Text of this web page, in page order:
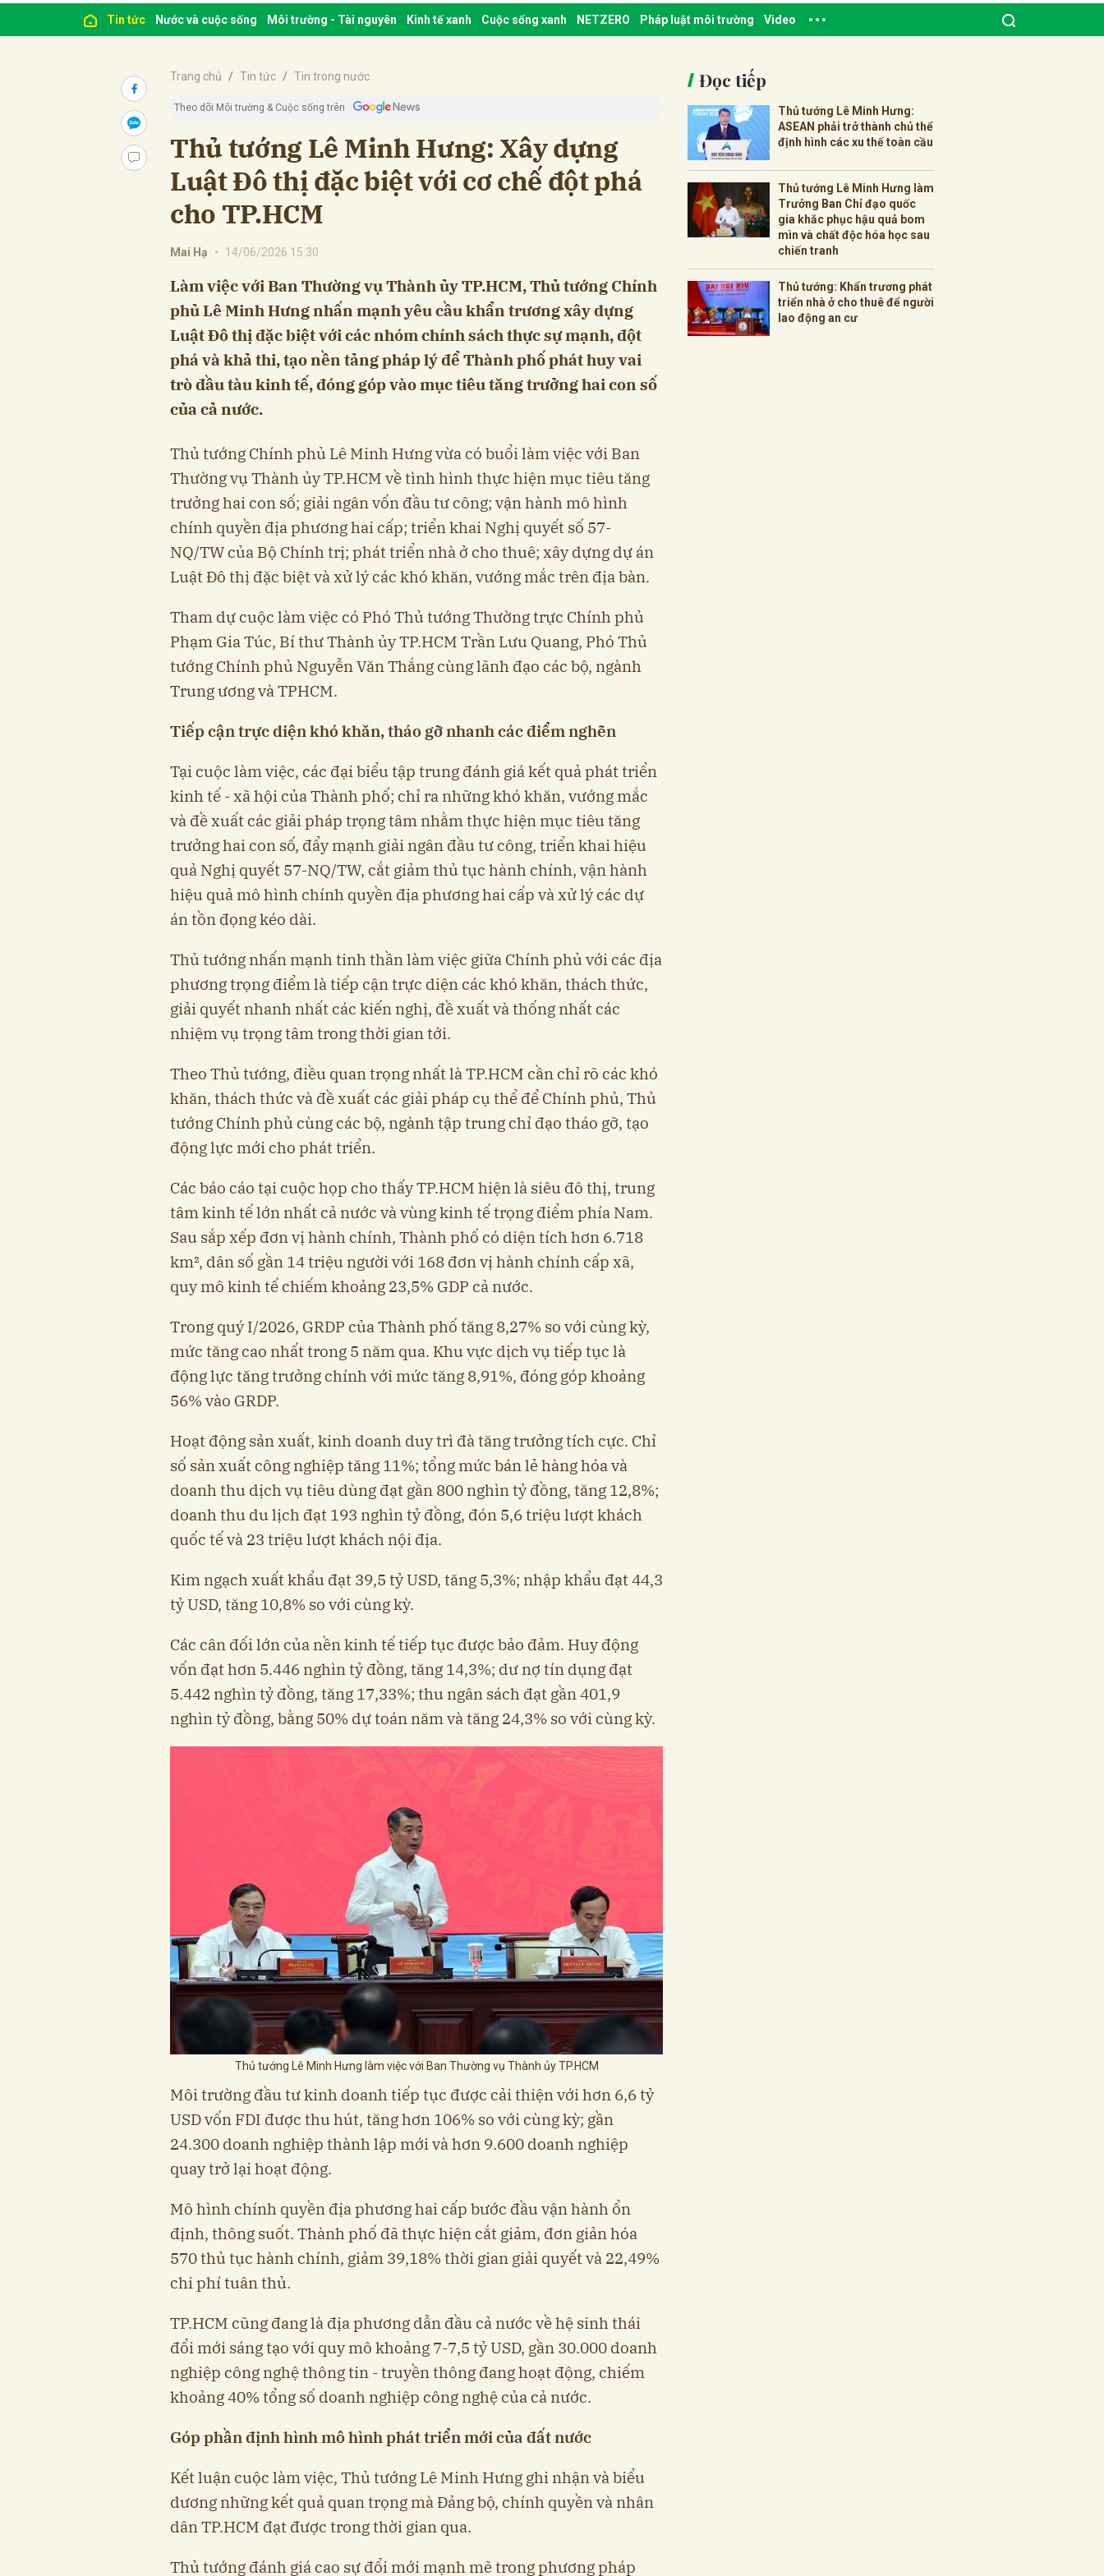
Tin tức Nước và cuộc sống Môi trường - Tài nguyên Kinh tế xanh Cuộc sống xanh NETZERO Pháp luật môi trường Video
Trang chủ Tin tức Tin trong nước
Theo dõi Môi trường & Cuộc sống trên
Thủ tướng Lê Minh Hưng: Xây dựng
Luật Đô thị đặc biệt với cơ chế đột phá
cho TP.HCM
Mai Hạ • 14/06/2026 15:30
Làm việc với Ban Thường vụ Thành ủy TP.HCM, Thủ tướng Chính
phủ Lê Minh Hưng nhấn mạnh yêu cầu khẩn trương xây dựng
Luật Đô thị đặc biệt với các nhóm chính sách thực sự mạnh, đột
phá và khả thi, tạo nền tảng pháp lý để Thành phố phát huy vai
trò đầu tàu kinh tế, đóng góp vào mục tiêu tăng trưởng hai con số
của cả nước.
Thủ tướng Chính phủ Lê Minh Hưng vừa có buổi làm việc với Ban
Thường vụ Thành ủy TP.HCM về tình hình thực hiện mục tiêu tăng
trưởng hai con số; giải ngân vốn đầu tư công; vận hành mô hình
chính quyền địa phương hai cấp; triển khai Nghị quyết số 57-
NQ/TW của Bộ Chính trị; phát triển nhà ở cho thuê; xây dựng dự án
Luật Đô thị đặc biệt và xử lý các khó khăn, vướng mắc trên địa bàn.
Tham dự cuộc làm việc có Phó Thủ tướng Thường trực Chính phủ
Phạm Gia Túc, Bí thư Thành ủy TP.HCM Trần Lưu Quang, Phó Thủ
tướng Chính phủ Nguyễn Văn Thắng cùng lãnh đạo các bộ, ngành
Trung ương và TPHCM.
Tiếp cận trực diện khó khăn, tháo gỡ nhanh các điểm nghẽn
Tại cuộc làm việc, các đại biểu tập trung đánh giá kết quả phát triển
kinh tế - xã hội của Thành phố; chỉ ra những khó khăn, vướng mắc
và đề xuất các giải pháp trọng tâm nhằm thực hiện mục tiêu tăng
trưởng hai con số, đẩy mạnh giải ngân đầu tư công, triển khai hiệu
quả Nghị quyết 57-NQ/TW, cắt giảm thủ tục hành chính, vận hành
hiệu quả mô hình chính quyền địa phương hai cấp và xử lý các dự
án tồn đọng kéo dài.
Thủ tướng nhấn mạnh tinh thần làm việc giữa Chính phủ với các địa
phương trọng điểm là tiếp cận trực diện các khó khăn, thách thức,
giải quyết nhanh nhất các kiến nghị, đề xuất và thống nhất các
nhiệm vụ trọng tâm trong thời gian tới.
Theo Thủ tướng, điều quan trọng nhất là TP.HCM cần chỉ rõ các khó
khăn, thách thức và đề xuất các giải pháp cụ thể để Chính phủ, Thủ
tướng Chính phủ cùng các bộ, ngành tập trung chỉ đạo tháo gỡ, tạo
động lực mới cho phát triển.
Các báo cáo tại cuộc họp cho thấy TP.HCM hiện là siêu đô thị, trung
tâm kinh tế lớn nhất cả nước và vùng kinh tế trọng điểm phía Nam.
Sau sắp xếp đơn vị hành chính, Thành phố có diện tích hơn 6.718
km², dân số gần 14 triệu người với 168 đơn vị hành chính cấp xã,
quy mô kinh tế chiếm khoảng 23,5% GDP cả nước.
Trong quý I/2026, GRDP của Thành phố tăng 8,27% so với cùng kỳ,
mức tăng cao nhất trong 5 năm qua. Khu vực dịch vụ tiếp tục là
động lực tăng trưởng chính với mức tăng 8,91%, đóng góp khoảng
56% vào GRDP.
Hoạt động sản xuất, kinh doanh duy trì đà tăng trưởng tích cực. Chỉ
số sản xuất công nghiệp tăng 11%; tổng mức bán lẻ hàng hóa và
doanh thu dịch vụ tiêu dùng đạt gần 800 nghìn tỷ đồng, tăng 12,8%;
doanh thu du lịch đạt 193 nghìn tỷ đồng, đón 5,6 triệu lượt khách
quốc tế và 23 triệu lượt khách nội địa.
Kim ngạch xuất khẩu đạt 39,5 tỷ USD, tăng 5,3%; nhập khẩu đạt 44,3
tỷ USD, tăng 10,8% so với cùng kỳ.
Các cân đối lớn của nền kinh tế tiếp tục được bảo đảm. Huy động
vốn đạt hơn 5.446 nghìn tỷ đồng, tăng 14,3%; dư nợ tín dụng đạt
5.442 nghìn tỷ đồng, tăng 17,33%; thu ngân sách đạt gần 401,9
nghìn tỷ đồng, bằng 50% dự toán năm và tăng 24,3% so với cùng kỳ.
Thủ tướng Lê Minh Hưng làm việc với Ban Thường vụ Thành ủy TP.HCM
Môi trường đầu tư kinh doanh tiếp tục được cải thiện với hơn 6,6 tỷ
USD vốn FDI được thu hút, tăng hơn 106% so với cùng kỳ; gần
24.300 doanh nghiệp thành lập mới và hơn 9.600 doanh nghiệp
quay trở lại hoạt động.
Mô hình chính quyền địa phương hai cấp bước đầu vận hành ổn
định, thông suốt. Thành phố đã thực hiện cắt giảm, đơn giản hóa
570 thủ tục hành chính, giảm 39,18% thời gian giải quyết và 22,49%
chi phí tuân thủ.
TP.HCM cũng đang là địa phương dẫn đầu cả nước về hệ sinh thái
đổi mới sáng tạo với quy mô khoảng 7-7,5 tỷ USD, gần 30.000 doanh
nghiệp công nghệ thông tin - truyền thông đang hoạt động, chiếm
khoảng 40% tổng số doanh nghiệp công nghệ của cả nước.
Góp phần định hình mô hình phát triển mới của đất nước
Kết luận cuộc làm việc, Thủ tướng Lê Minh Hưng ghi nhận và biểu
dương những kết quả quan trọng mà Đảng bộ, chính quyền và nhân
dân TP.HCM đạt được trong thời gian qua.
Thủ tướng đánh giá cao sự đổi mới mạnh mẽ trong phương pháp
Đọc tiếp
Thủ tướng Lê Minh Hưng:
ASEAN phải trở thành chủ thể
định hình các xu thế toàn cầu
Thủ tướng Lê Minh Hưng làm
Trưởng Ban Chỉ đạo quốc
gia khắc phục hậu quả bom
mìn và chất độc hóa học sau
chiến tranh
Thủ tướng: Khẩn trương phát
triển nhà ở cho thuê để người
lao động an cư